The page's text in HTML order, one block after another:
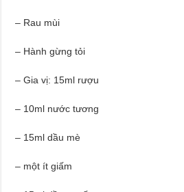
– Rau mùi
– Hành gừng tỏi
– Gia vị: 15ml rượu
– 10ml nước tương
– 15ml dầu mè
– một ít giấm